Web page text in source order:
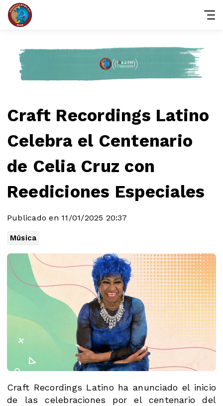
Craft Recordings Latino
Celebra el Centenario
de Celia Cruz con
Reediciones Especiales
Publicado en 11/01/2025 20:37
Música
Craft Recordings Latino ha anunciado el inicio
de las celebraciones por el centenario del